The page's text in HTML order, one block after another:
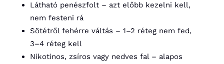
Látható penészfolt – azt előbb kezelni kell,
nem festeni rá
Sötétről fehérre váltás – 1–2 réteg nem fed,
3–4 réteg kell
Nikotinos, zsíros vagy nedves fal – alapos